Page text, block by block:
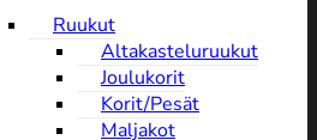
Ruukut
Altakasteluruukut
Joulukorit
Korit/Pesät
Maljakot